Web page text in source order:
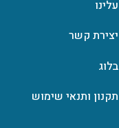
עלינו
יצירת קשר
בלוג
תקנון ותנאי שימוש